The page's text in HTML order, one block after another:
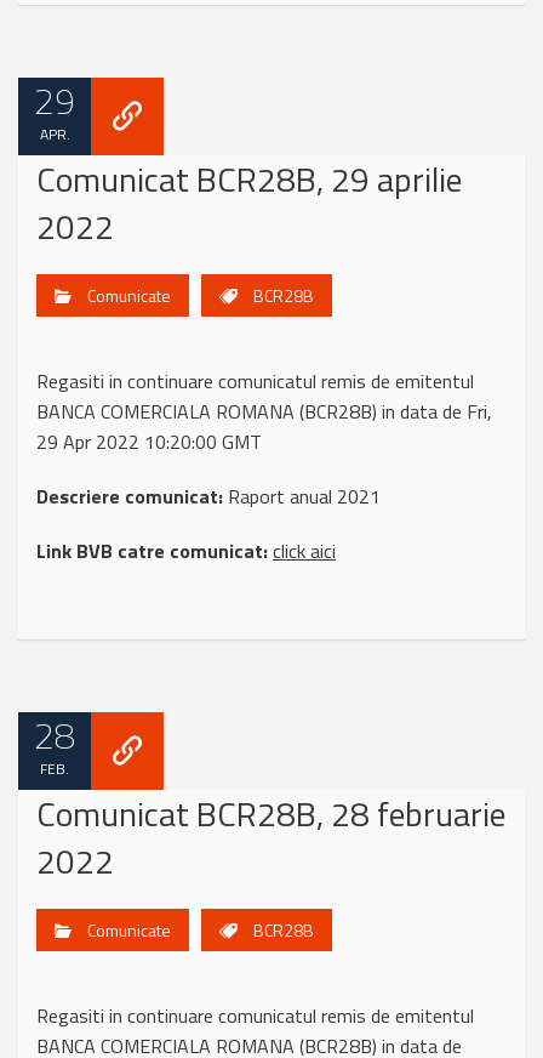
29
APR.
Comunicat BCR28B, 29 aprilie
2022
Comunicate BCR28B
Regasiti in continuare comunicatul remis de emitentul
BANCA COMERCIALA ROMANA (BCR28B) in data de Fri,
29 Apr 2022 10:20:00 GMT
Descriere comunicat: Raport anual 2021
Link BVB catre comunicat:click aici
28
FEB.
Comunicat BCR28B, 28 februarie
2022
Comunicate BCR28B
Regasiti in continuare comunicatul remis de emitentul
BANCA COMERCIALA ROMANA (BCR28B) in data de